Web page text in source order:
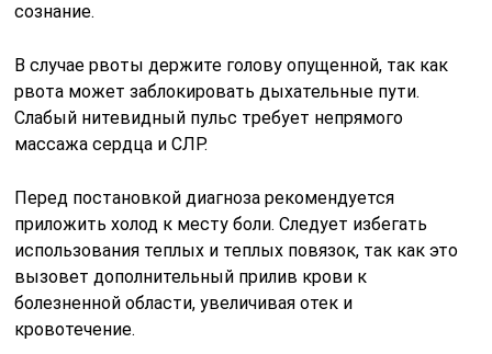
сознание.
В случае рвоты держите голову опущенной, так как
рвота может заблокировать дыхательные пути.
Слабый нитевидный пульс требует непрямого
массажа сердца и СЛР.
Перед постановкой диагноза рекомендуется
приложить холод к месту боли. Следует избегать
использования теплых и теплых повязок, так как это
вызовет дополнительный прилив крови к
болезненной области, увеличивая отек и
кровотечение.